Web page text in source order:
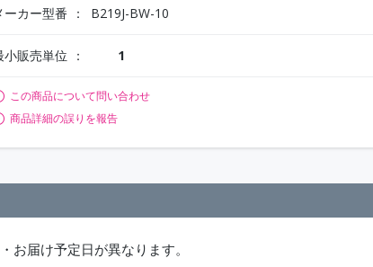
ーカー型番 B219J-BW-10
小販売単位 1
この商品について問い合わせ
商品詳細の誤りを報告
届け予定日が異なります。